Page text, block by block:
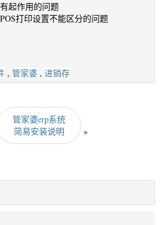
起作用的问题
打印设置不能区分的问题
, 管家婆 , 进销存
管家婆erp系统
简易安装说明
»